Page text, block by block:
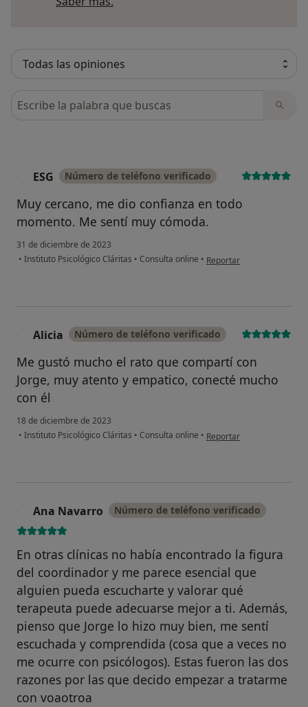
Busca en opiniones
ESG Número de teléfono verificado
Muy cercano, me dio confianza en todo
momento. Me sentí muy cómoda.
31 de diciembre de 2023
• Instituto Psicológico Cláritas • Consulta online • en opinión del usuario ESG
Reportar
Alicia Número de teléfono verificado
Me gustó mucho el rato que compartí con
Jorge, muy atento y empatico, conecté mucho
con él
18 de diciembre de 2023
• Instituto Psicológico Cláritas • Consulta online • en opinión del usuario
Reportar
Ana Navarro Número de teléfono verificado
En otras clínicas no había encontrado la figura
del coordinador y me parece esencial que
alguien pueda escucharte y valorar qué
terapeuta puede adecuarse mejor a ti. Además,
pienso que Jorge lo hizo muy bien, me sentí
escuchada y comprendida (cosa que a veces no
me ocurre con psicólogos). Estas fueron las dos
razones por las que decido empezar a tratarme
con voaotroa